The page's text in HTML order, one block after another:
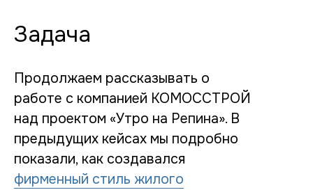
Задача
Продолжаем рассказывать о
работе с компанией КОМОССТРОЙ
над проектом «Утро на Репина». В
предыдущих кейсах мы подробно
показали, как создавался
фирменный стиль жилого